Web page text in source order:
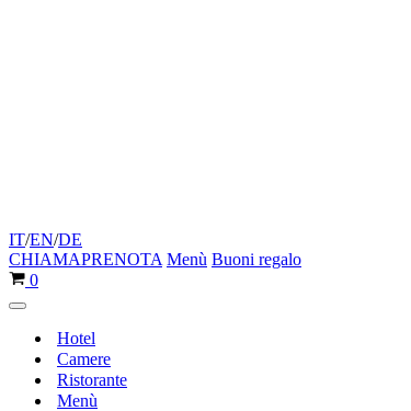
IT/EN/DE
CHIAMAPRENOTA Menù Buoni regalo
Carrello
0
Menu
navigazione
Hotel
Camere
Ristorante
Menù